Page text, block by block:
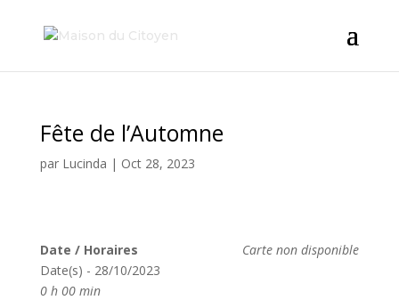
Fête de l’Automne
par Lucinda | Oct 28, 2023
Carte non disponible
Date / Horaires
Date(s) - 28/10/2023
0 h 00 min